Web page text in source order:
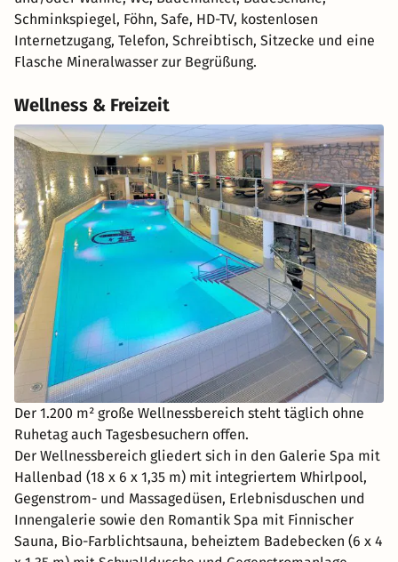
Schminkspiegel, Föhn, Safe, HD-TV, kostenlosen
Internetzugang, Telefon, Schreibtisch, Sitzecke und eine
Flasche Mineralwasser zur Begrüßung.
Wellness & Freizeit
Der 1.200 m² große Wellnessbereich steht täglich ohne
Ruhetag auch Tagesbesuchern offen.
Der Wellnessbereich gliedert sich in den Galerie Spa mit
Hallenbad (18 x 6 x 1,35 m) mit integriertem Whirlpool,
Gegenstrom- und Massagedüsen, Erlebnisduschen und
Innengalerie sowie den Romantik Spa mit Finnischer
Sauna, Bio-Farblichtsauna, beheiztem Badebecken (6 x 4